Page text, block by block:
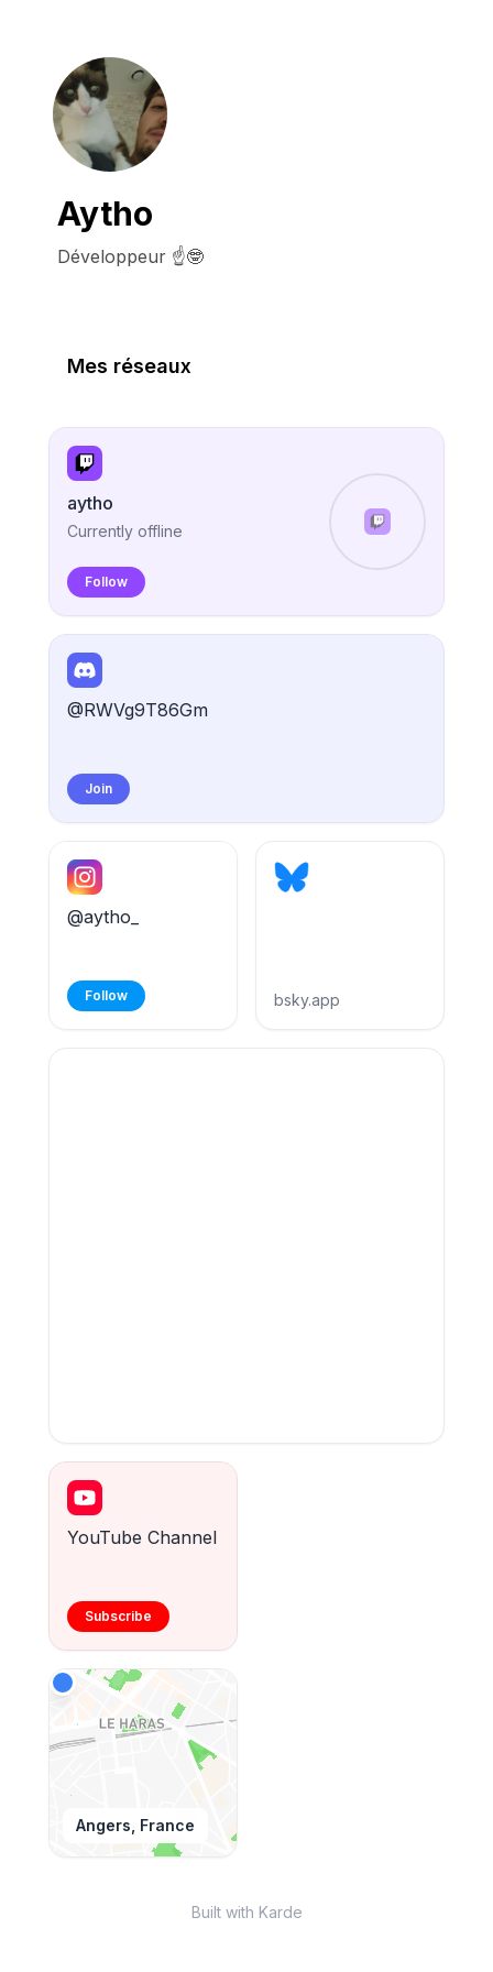
Aytho
Développeur ☝️🤓
Mes réseaux
les
fougères...
aytho
Currently offline
Follow
@RWVg9T86Gm
Join
YouTube Channel
Subscribe
@aytho_
Follow bsky.app
Angers, France
Built with Karde